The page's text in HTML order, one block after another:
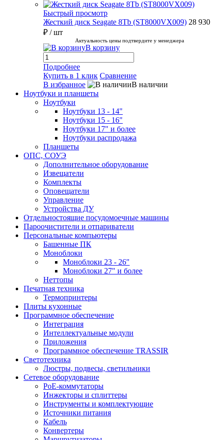
Быстрый просмотр
Жесткий диск Seagate 8Tb (ST8000VX009) 28 930
₽ / шт
Актуальность цены подтвердите у менеджера
В корзину
Подробнее
Купить в 1 клик Сравнение
В избранное
В наличии
Ноутбуки и планшеты
Ноутбуки
Ноутбуки 13 - 14"
Ноутбуки 15 - 16"
Ноутбуки 17" и более
Ноутбуки распродажа
Планшеты
ОПС, СОУЭ
Дополнительное оборудование
Извещатели
Комплекты
Оповещатели
Управление
Устройства ДУ
Отдельностоящие посудомоечные машины
Пароочистители и отпариватели
Персональные компьютеры
Башенные ПК
Моноблоки
Моноблоки 23 - 26"
Моноблоки 27" и более
Неттопы
Печатная техника
Термопринтеры
Плиты кухонные
Программное обеспечение
Интеграция
Интеллектуальные модули
Приложения
Программное обеспечение TRASSIR
Светотехника
Люстры, подвесы, светильники
Сетевое оборудование
PoE-коммутаторы
Инжекторы и сплиттеры
Инструменты и комплектующие
Источники питания
Кабель
Конвертеры